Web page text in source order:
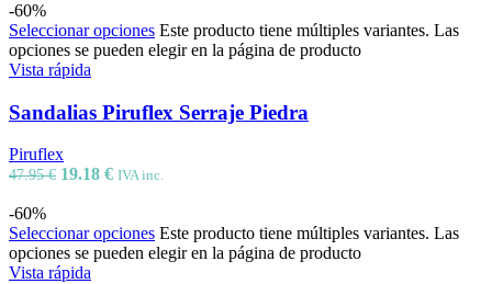
-60%
Seleccionar opciones Este producto tiene múltiples variantes. Las
opciones se pueden elegir en la página de producto
Vista rápida
Sandalias Piruflex Serraje Piedra
Piruflex
47.95€ 19.18 € IVA inc.
-60%
Seleccionar opciones Este producto tiene múltiples variantes. Las
opciones se pueden elegir en la página de producto
Vista rápida